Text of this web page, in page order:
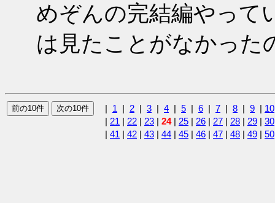
めぞんの完結編やって
は見たことがなかった
| 1 | 2 | 3 | 4 | 5 | 6 | 7 | 8 | 9 | 10
| 21 | 22 | 23 | 24 | 25 | 26 | 27 | 28 | 29 | 30
| 41 | 42 | 43 | 44 | 45 | 46 | 47 | 48 | 49 | 50